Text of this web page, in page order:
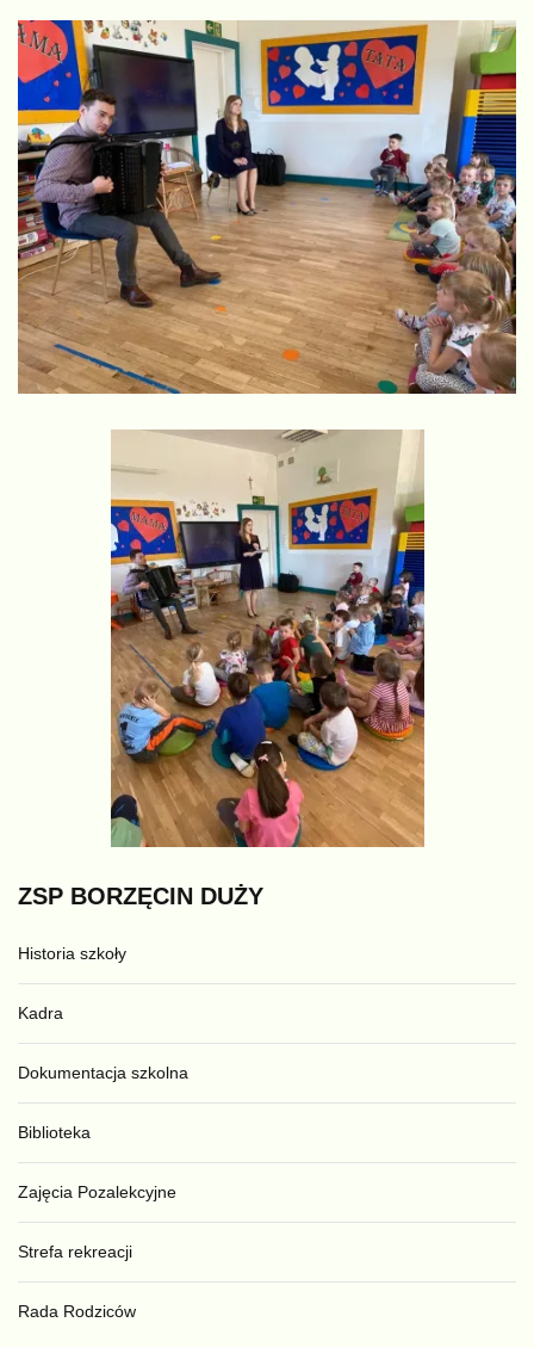
ZSP BORZĘCIN DUŻY
Historia szkoły
Kadra
Dokumentacja szkolna
Biblioteka
Zajęcia Pozalekcyjne
Strefa rekreacji
Rada Rodziców